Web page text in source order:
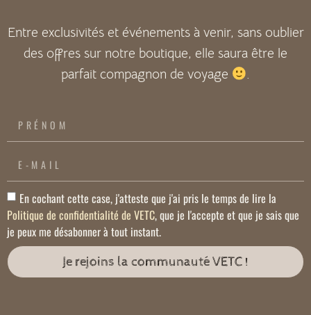
Entre exclusivités et événements à venir, sans oublier
des offres sur notre boutique, elle saura être le
parfait compagnon de voyage
.
En cochant cette case, j'atteste que j'ai pris le temps de lire la
Politique de confidentialité de VETC, que je l'accepte et que je sais que
je peux me désabonner à tout instant.
Je rejoins la communauté VETC !